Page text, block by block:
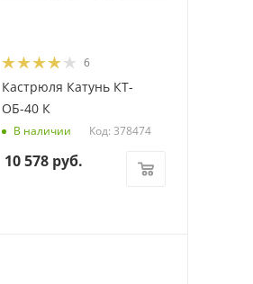
6
Кастрюля Катунь КТ-
ОБ-40 К
В наличии Код: 378474
10 578 руб.